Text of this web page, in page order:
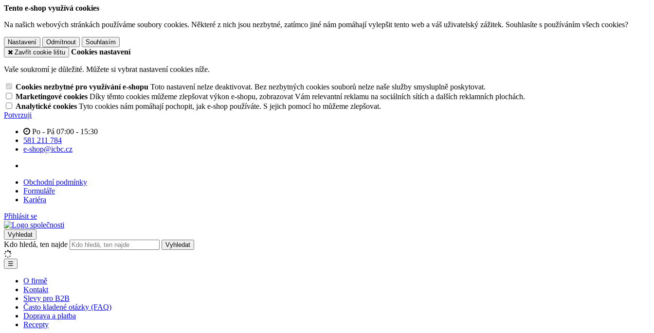
Tento e-shop využívá cookies
Na našich webových stránkách používáme soubory cookies. Některé z nich jsou nezbytné, zatímco jiné nám pomáhají vylepšit tento web a váš uživatelský zážitek. Souhlasíte s používáním všech cookies?
Nastavení Odmítnout
Souhlasím
Zavřít cookie lištu
Cookies nastavení
Vaše soukromí je důležité. Můžete si vybrat nastavení cookies níže.
Cookies nezbytné pro využívání e-shopu Toto nastavení nelze deaktivovat. Bez nezbytných cookies souborů nelze naše služby smysluplně poskytovat.
Marketingové cookies Díky těmto cookies můžeme zlepšovat výkon e-shopu, zobrazovat Vám relevantní reklamu na sociálních sítích a dalších reklamních plochách.
Analytické cookies Tyto cookies nám pomáhají pochopit, jak e-shop používáte. S jejich pomocí ho můžeme zlepšovat.
Potvrzuji
Po - Pá 07:00 - 15:30
581 211 784
e-shop@icbc.cz
Obchodní podmínky
Formuláře
Kariéra
Přihlásit se
Vyhledat
Kdo hledá, ten najde Vyhledat
☰
O firmě
Kontakt
Slevy pro B2B
Často kladené otázky (FAQ)
Doprava a platba
Recepty